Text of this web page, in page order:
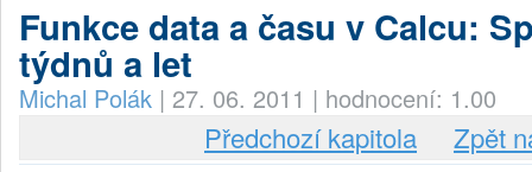
Funkce data a času v Calcu:
týdnů a let
Michal Polák | 27. 06. 2011 | hodnocení: 1.00
Předchozí kapitola Zpět